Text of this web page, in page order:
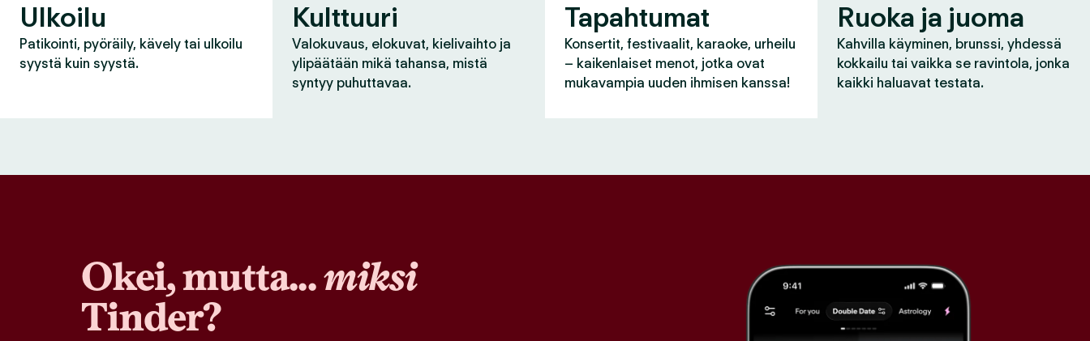
Ulkoilu
Patikointi, pyöräily, kävely tai ulkoilu
syystä kuin syystä.
Kulttuuri
Valokuvaus, elokuvat, kielivaihto ja
ylipäätään mikä tahansa, mistä
syntyy puhuttavaa.
Tapahtumat
Konsertit, festivaalit, karaoke, urheilu
– kaikenlaiset menot, jotka ovat
mukavampia uuden ihmisen kanssa!
Ruoka ja juoma
Kahvilla käyminen, brunssi, yhdessä
kokkailu tai vaikka se ravintola, jonka
kaikki haluavat testata.
Okei, mutta...miksi
Tinder?